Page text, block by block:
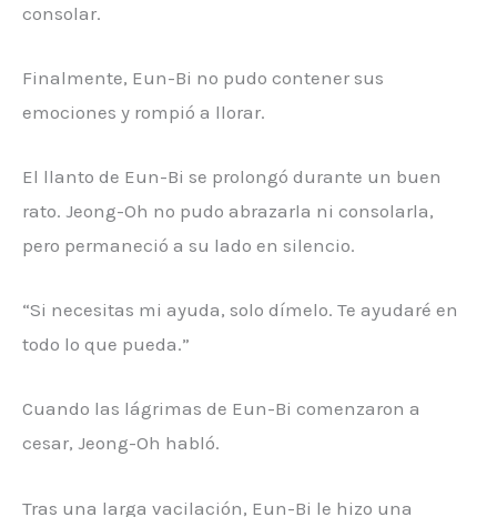
consolar.
Finalmente, Eun-Bi no pudo contener sus
emociones y rompió a llorar.
El llanto de Eun-Bi se prolongó durante un buen
rato. Jeong-Oh no pudo abrazarla ni consolarla,
pero permaneció a su lado en silencio.
“Si necesitas mi ayuda, solo dímelo. Te ayudaré en
todo lo que pueda.”
Cuando las lágrimas de Eun-Bi comenzaron a
cesar, Jeong-Oh habló.
Tras una larga vacilación, Eun-Bi le hizo una